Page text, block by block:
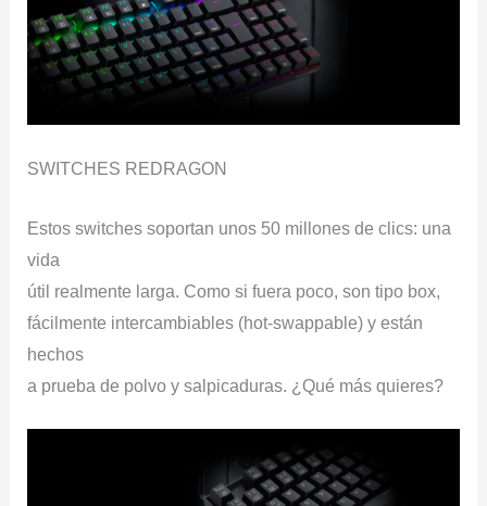
SWITCHES REDRAGON
Estos switches soportan unos 50 millones de clics: una
vida
útil realmente larga. Como si fuera poco, son tipo box,
fácilmente intercambiables (hot-swappable) y están
hechos
a prueba de polvo y salpicaduras. ¿Qué más quieres?